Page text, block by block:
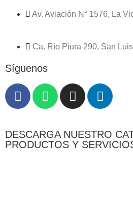
Av. Aviación N° 1576, La
Ca. Río Piura 290, San
Síguenos
DESCARGA NUESTRO
PRODUCTOS Y